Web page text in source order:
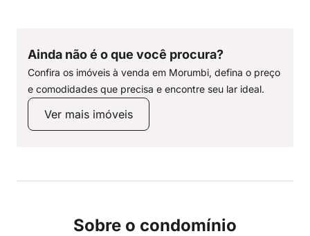
Ainda não é o que você procura?
Confira os imóveis à venda em Morumbi, defina o preço
e comodidades que precisa e encontre seu lar ideal.
Ver mais imóveis
Sobre o condomínio